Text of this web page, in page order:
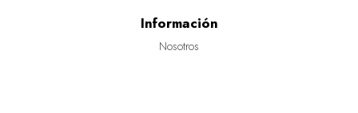
Información
Nosotros